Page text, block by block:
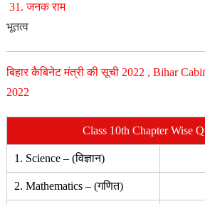
31. जनक राम
–
भूतत्व
बिहार कैबिनेट मंत्री की सूची 2022 , Bihar
2022
Class 10th Chapter Wise
1. Science – (विज्ञान)
2. Mathematics – (गणित)